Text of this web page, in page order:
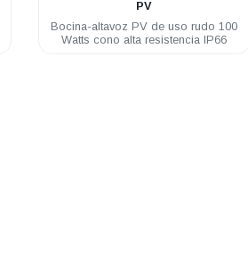
PV
Bocina-altavoz PV de uso rudo 100
Watts cono alta resistencia IP66